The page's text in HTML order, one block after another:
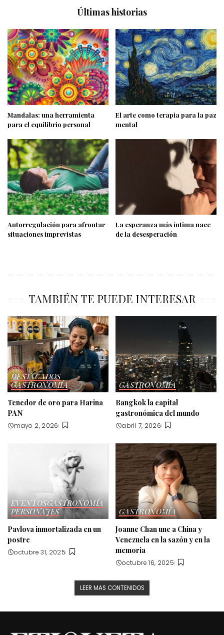
Últimas historias
Mandalas: una herramienta
para el equilibrio personal
El arte como terapia para la paz
mental
Autorregulación para afrontar
situaciones imprevistas
La esperanza más íntima nace
de la desesperación
TAMBIÉN TE PUEDE INTERESAR
DESTACADOS
GASTRONOMÍA
Tenedor de oro para Harina
PAN
mayo 2, 2026
GASTRONOMÍA
Bangkok la capital
gastronómica del mundo
abril 7, 2026
EVENTOSGASTRONOMÍA
PERSONAJES
Pavlova inmortalizada en un
postre
octubre 31, 2025
GASTRONOMÍA
Joanne Chan une a China y
Venezuela en la sazón y en la
memoria
octubre 16, 2025
LEER MAS CONTENIDOS